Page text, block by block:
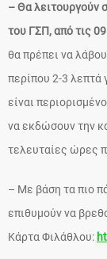
– Θα λειτουργούν
του ΓΣΠ, από τις
θα πρέπει να
περίπου 2-3 λεπτά
είναι
να εκδώσουν την
τελευταίες ώρες
– Με βάση τα πιο
επιθυμούν να
Κάρτα Φιλάθλου: